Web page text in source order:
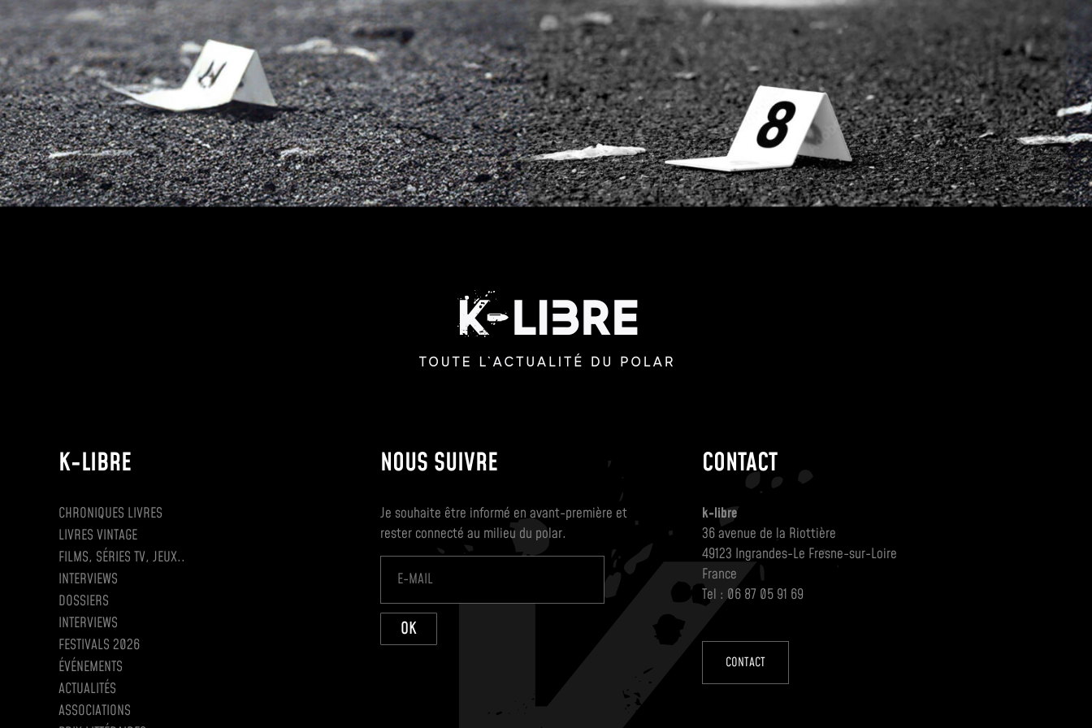
K-LIBRE
CHRONIQUES LIVRES
LIVRES VINTAGE
FILMS, SÉRIES TV, JEUX..
INTERVIEWS
DOSSIERS
INTERVIEWS
FESTIVALS 2026
ÉVÉNEMENTS
ACTUALITÉS
ASSOCIATIONS
NOUS SUIVRE
Je souhaite être informé en avant-première et
rester connecté au milieu du polar.
OK
CONTACT
k-libre
36 avenue de la Riottière
49123 Ingrandes-Le Fresne-sur-Loire
France
Tel : 06 87 05 91 69
CONTACT